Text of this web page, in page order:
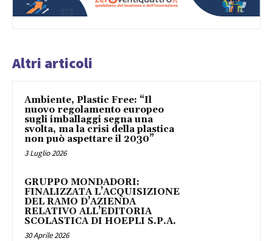
Altri articoli
Ambiente, Plastic Free: “Il
nuovo regolamento europeo
sugli imballaggi segna una
svolta, ma la crisi della plastica
non può aspettare il 2030”
3 Luglio 2026
GRUPPO MONDADORI:
FINALIZZATA L’ACQUISIZIONE
DEL RAMO D’AZIENDA
RELATIVO ALL’EDITORIA
SCOLASTICA DI HOEPLI S.P.A.
30 Aprile 2026